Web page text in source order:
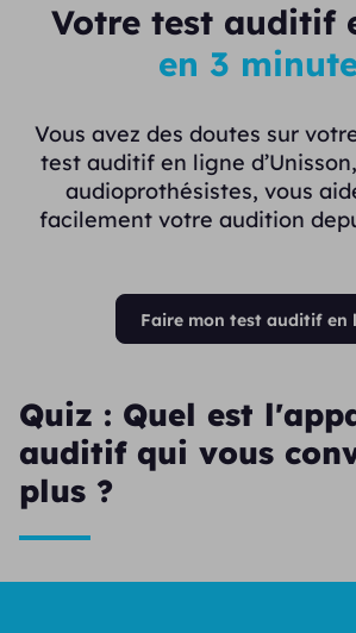
Votre test auditif
en 3
Vous avez des doutes sur
test auditif en ligne
audioprothésistes, vous
facilement votre audition
Faire mon test auditif en
Quiz : Quel est
auditif qui vous
plus ?